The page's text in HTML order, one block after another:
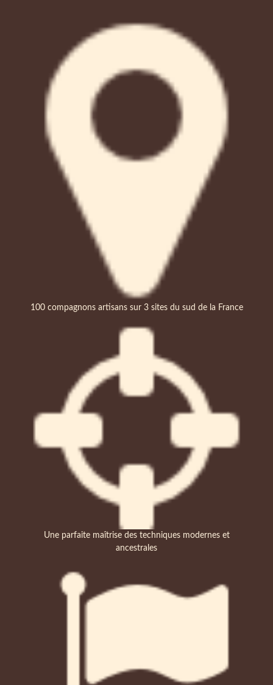
100 compagnons artisans sur 3 sites du sud de la France
Une parfaite maîtrise des techniques modernes et
ancestrales